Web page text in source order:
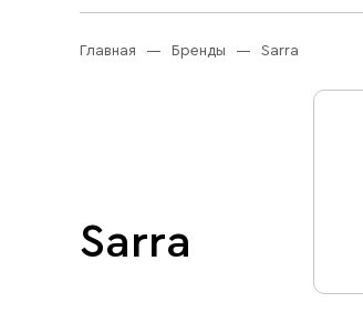
Церковная утварь
Разное
Бренды
Доставка
Главная Бренды Sarra
Sarra